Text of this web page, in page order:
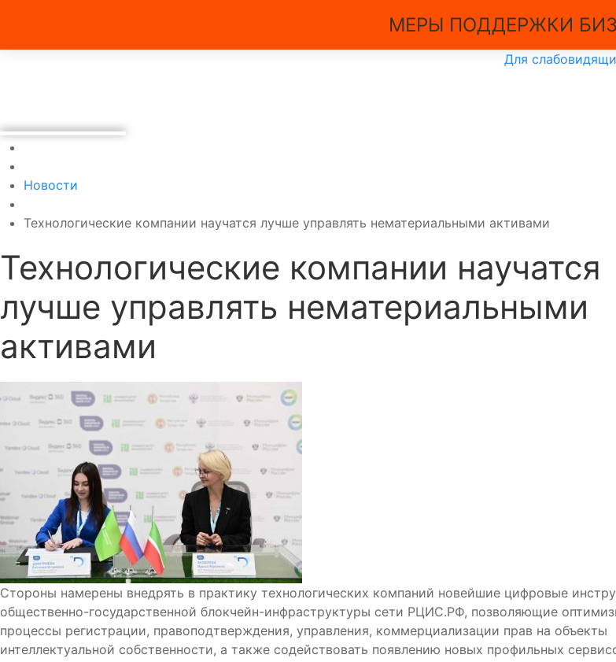
МЕРЫ ПОДДЕРЖКИ
Для
Новости
Технологические компании научатся лучше управлять нематериальными активами
Технологические компании научатся
лучше управлять нематериальными
активами
Стороны намерены внедрять в практику технологических компаний новейшие цифровые
общественно-государственной блокчейн-инфраструктуры сети РЦИС.РФ, позволяющие
процессы регистрации, правоподтверждения, управления, коммерциализации прав на объекты
интеллектуальной собственности, а также содействовать появлению новых профильных